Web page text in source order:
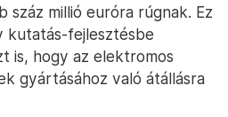
millió euróra rúgnak. Ez
kutatás-fejlesztésbe
is, hogy az elektromos
gyártásához való átállásra